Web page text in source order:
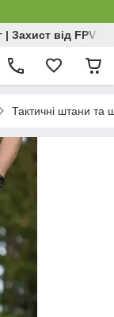
| Захист від FPV |
Тактичні штани та